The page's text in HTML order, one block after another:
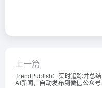
上一篇
TrendPublish：实时追踪并总结
AI新闻，自动发布到微信公众号